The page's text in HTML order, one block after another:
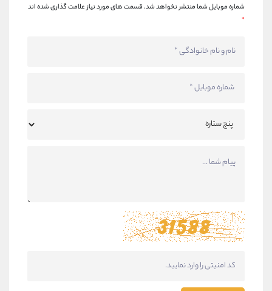
شماره موبایل شما منتشر نخواهد شد.قسمت های مورد نیاز علامت گذاری شده اند
*